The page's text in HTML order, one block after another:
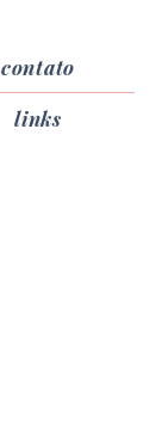
contato
links